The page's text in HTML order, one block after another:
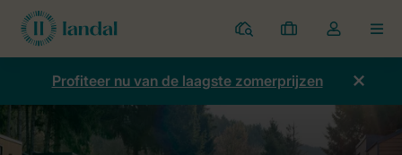
Parken
Mijn
boekingen
Open
de
dropdown
mijn
account
Profiteer nu van de laagste zomerprijzen